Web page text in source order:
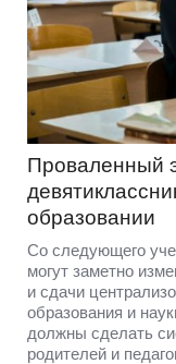
Проваленный
образовании
Со следующего
могут заметно
и сдачи
образования и
должны сделать
родителей и